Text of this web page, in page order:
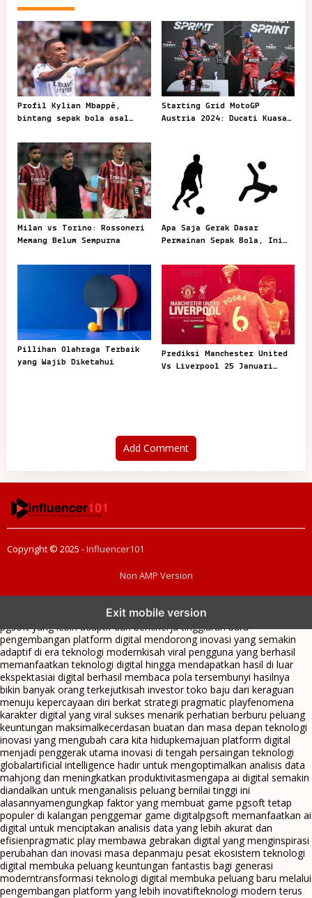
n
a
v
i
g
a
i
o
n
Profil Kylian Mbappé,
bintang sepak bola asal
Starting Grid MotoGP
Austria 2024: Ducati Kuasai
Milan vs Torino: Rossoneri
Memang Belum Sempurna
Apa Saja Gerak Dasar
Permainan Sepak Bola, Ini
Pillihan Olahraga Terbaik
yang Wajib Diketahui
Prediksi Manchester United
Vs Liverpool 25 Januari
Add Comment
Copyright © 2025 -Influencer101
Non AMP Version
Exit mobile version
menghadirkan inovasi berkualitasai digital menjadi kunci analisis data
pgsoft yang lebih adaptif dan berkinerja tinggiarah baru
pengembangan platform digital mendorong inovasi yang semakin
adaptif di era teknologi modernkisah viral pengguna yang berhasil
memanfaatkan teknologi digital hingga mendapatkan hasil di luar
ekspektasiai digital berhasil membaca pola tersembunyi hasilnya
bikin banyak orang terkejutkisah investor toko baju dari keraguan
menuju kepercayaan diri berkat strategi pragmatic playfenomena
karakter digital yang viral sukses menarik perhatian berburu peluang
keuntungan maksimalkecerdasan buatan dan masa depan teknologi
inovasi yang mengubah cara kita hidupkemajuan platform digital
menjadi penggerak utama inovasi di tengah persaingan teknologi
globalartificial intelligence hadir untuk mengoptimalkan analisis data
mahjong dan meningkatkan produktivitasmengapa ai digital semakin
diandalkan untuk menganalisis peluang bernilai tinggi ini
alasannyamengungkap faktor yang membuat game pgsoft tetap
populer di kalangan penggemar game digitalpgsoft memanfaatkan ai
digital untuk menciptakan analisis data yang lebih akurat dan
efisienpragmatic play membawa gebrakan digital yang menginspirasi
perubahan dan inovasi masa depanmaju pesat ekosistem teknologi
digital membuka peluang keuntungan fantastis bagi generasi
moderntransformasi teknologi digital membuka peluang baru melalui
pengembangan platform yang lebih inovatifteknologi modern terus